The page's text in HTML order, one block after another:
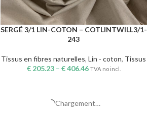
CHOIX DES OPTIONS
SERGÉ 3/1 LIN-COTON – COTLINTWILL3/1-
243
Tissus en fibres naturelles,Lin - coton, Tissus
€205.23– €406.46 TVA no incl.